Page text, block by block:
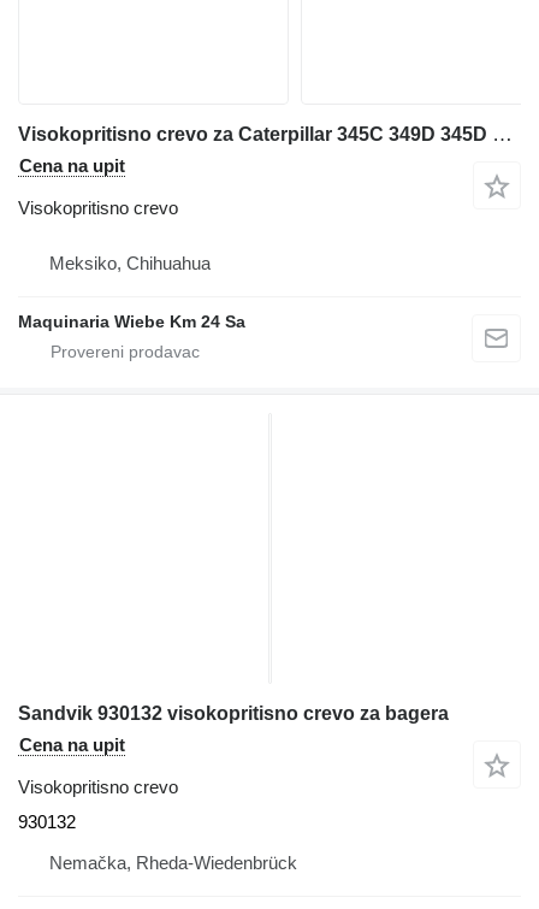
Visokopritisno crevo za Caterpillar 345C 349D 345D bagera
Cena na upit
Visokopritisno crevo
Meksiko, Chihuahua
Maquinaria Wiebe Km 24 Sa
Sandvik 930132 visokopritisno crevo za bagera
Cena na upit
Visokopritisno crevo
930132
Nemačka, Rheda-Wiedenbrück